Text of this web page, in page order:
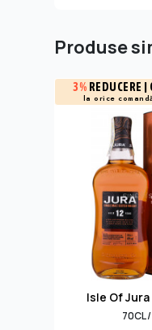
Produse
3% REDUCERE |
la orice
Isle Of Jura
70CL